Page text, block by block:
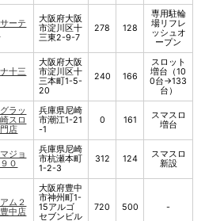
ーテ
大阪府大阪
市淀川区十
三東2-9-7
278 128
専用駐輪
場リフレ
ッシュオ
ープン
十三
大阪府大阪
市淀川区十
三本町1-5-
20
240 166
スロット
増台（10
0台→133
台）
ラッ
スロ
店
兵庫県尼崎
市潮江1-21
-1
0 161
スマスロ
増台
ジョ
０
兵庫県尼崎
市杭瀬本町
1-2-3
312 124
スマスロ
新設
ム２
中店
大阪府豊中
市神州町1-
15アルゴ
セブンビル
720 500 -